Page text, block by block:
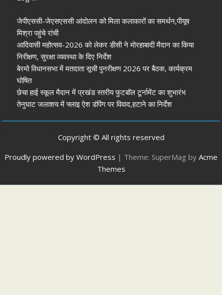
तस्वीर साफ
जेपीएससी-जेएसएससी आंदोलन को मिला कलाकारों का समर्थन,पीयूष
मिश्रा पहुंचे रांची
आदिवासी महोत्सव-2026 को लेकर डीसी ने मोरहाबादी मैदान का किया
निरीक्षण, सुरक्षा व्यवस्था के दिए निर्देश
बेरमो विधानसभा में मतदाता सूची पुनरीक्षण 2026 पर बैठक, कार्यक्रम
घोषित
छेचा हाई स्कूल मैदान में प्रखंड स्तरीय फुटबॉल टूर्नामेंट का शुभारंभ
तेनुघाट जलाशय में फ्लाइ ऐश डंपिंग पर विवाद,हटाने का निर्देश
Copyright © All rights reserved
Proudly powered by WordPress | Theme: SuperMag by Acme
Themes